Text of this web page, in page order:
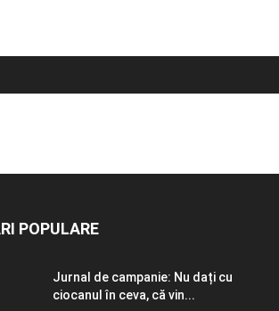
POPULARE
Jurnal de campanie: Nu dați cu
ciocanul în ceva, că vin...